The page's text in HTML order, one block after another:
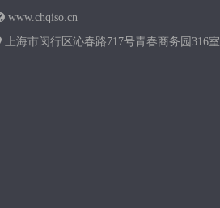
www.chqiso.cn
上海市闵行区沁春路717号青春商务园316室